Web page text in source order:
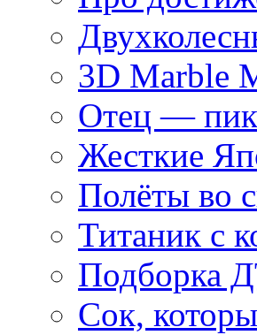
3D Marble
Отец —
Жесткие
Полёты во
Титаник с
Подборка
Сок,